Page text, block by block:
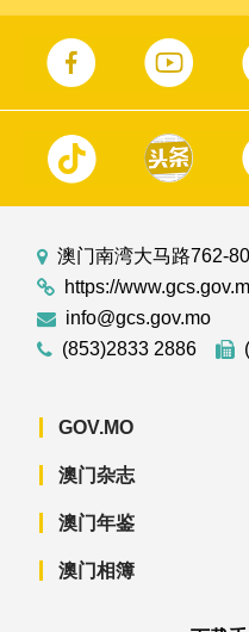
澳门南湾大马路762-
https://
info@gcs.gov.mo
(853)2833 2886
GOV.MO
澳门杂志
澳门年鉴
澳门相簿